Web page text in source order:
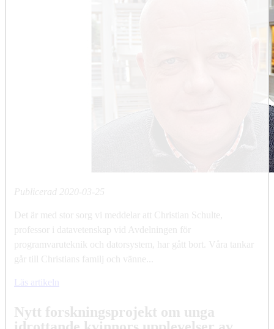
Publicerad 2020-03-25
Det är med stor sorg vi meddelar att Christian Schulte,
professor i datavetenskap vid Avdelningen för
programvaruteknik och datorsystem, har gått bort. Våra tankar
går till Christians familj och vänne...
Läs artikeln
Nytt forskningsprojekt om unga